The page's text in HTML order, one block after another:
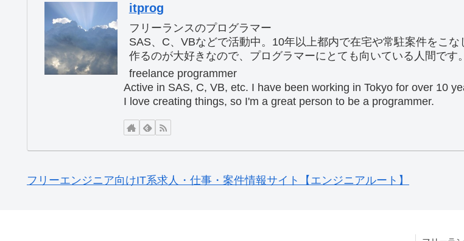
itprog
フリーランスのプログラマー
SAS、C、VBなどで活動中。10年以上都内で在宅や常駐案件をこな
作るのが大好きなので、プログラマーにとても向いている人間です。
freelance programmer
Active in SAS, C, VB, etc. I have been working in Tokyo for over 10
I love creating things, so I'm a great person to be a programmer.
フリーエンジニア向けIT系求人・仕事・案件情報サイト【エンジニアルート】